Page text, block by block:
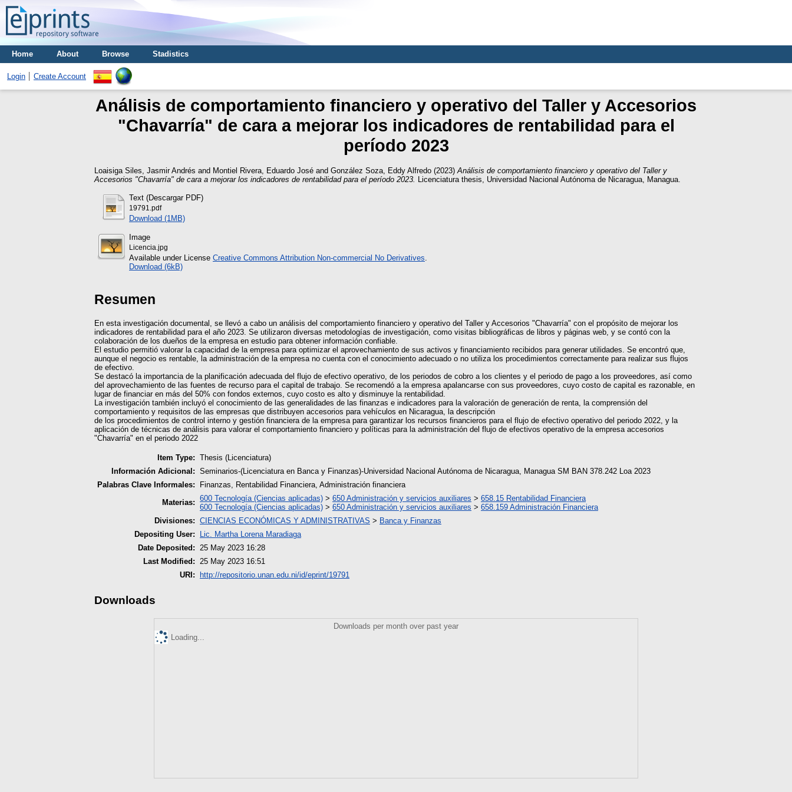
Home About Browse Stadistics
Login Create Account
Análisis de comportamiento financiero y operativo del Taller y Accesorios
"Chavarría" de cara a mejorar los indicadores de rentabilidad para el
período 2023
Loaisiga Siles, Jasmir Andrés and Montiel Rivera, Eduardo José and González Soza, Eddy Alfredo (2023) Análisis de comportamiento financiero y operativo del Taller y
Accesorios "Chavarría" de cara a mejorar los indicadores de rentabilidad para el período 2023.
Licenciatura thesis, Universidad Nacional Autónoma de Nicaragua, Managua.
Text (Descargar PDF)
19791.pdf
Download (1MB)
Image
Licencia.jpg
Available under License Creative Commons Attribution Non-commercial No Derivatives
Download (6kB)
Resumen
En esta investigación documental, se llevó a cabo un análisis del comportamiento financiero y operativo del Taller y Accesorios "Chavarría" con el propósito de mejorar los
indicadores de rentabilidad para el año 2023. Se utilizaron diversas metodologías de investigación, como visitas bibliográficas de libros y páginas web, y se contó con la
colaboración de los dueños de la empresa en estudio para obtener información confiable.
El estudio permitió valorar la capacidad de la empresa para optimizar el aprovechamiento de sus activos y financiamiento recibidos para generar utilidades. Se encontró que,
aunque el negocio es rentable, la administración de la empresa no cuenta con el conocimiento adecuado o no utiliza los procedimientos correctamente para realizar sus flujos
de efectivo.
Se destacó la importancia de la planificación adecuada del flujo de efectivo operativo, de los periodos de cobro a los clientes y el periodo de pago a los proveedores, así como
del aprovechamiento de las fuentes de recurso para el capital de trabajo. Se recomendó a la empresa apalancarse con sus proveedores, cuyo costo de capital es razonable, en
lugar de financiar en más del 50% con fondos externos, cuyo costo es alto y disminuye la rentabilidad.
La investigación también incluyó el conocimiento de las generalidades de las finanzas e indicadores para la valoración de generación de renta, la comprensión del
comportamiento y requisitos de las empresas que distribuyen accesorios para vehículos en Nicaragua, la descripción
de los procedimientos de control interno y gestión financiera de la empresa para garantizar los recursos financieros para el flujo de efectivo operativo del periodo 2022, y la
aplicación de técnicas de análisis para valorar el comportamiento financiero y políticas para la administración del flujo de efectivos operativo de la empresa accesorios
"Chavarría" en el periodo 2022
Item Type: Thesis (Licenciatura)
Información Adicional: Seminarios-(Licenciatura en Banca y Finanzas)-Universidad Nacional Autónoma de Nicaragua, Managua SM BAN 378.242 Loa 2023
Palabras Clave Informales:
Finanzas, Rentabilidad Financiera, Administración financiera
Materias: 600 Tecnología (Ciencias aplicadas) > 650 Administración y servicios auxiliares > 658.15 Rentabilidad Financiera
600 Tecnología (Ciencias aplicadas) > 650 Administración y servicios auxiliares > 658.159 Administración Financiera
Divisiones: CIENCIAS ECONÓMICAS Y ADMINISTRATIVAS > Banca y Finanzas
Depositing User:
Lic. Martha Lorena Maradiaga
Date Deposited:
25 May 2023 16:28
Last Modified:
25 May 2023 16:51
URI:
http://repositorio.unan.edu.ni/id/eprint/19791
Downloads
Downloads per month over past year
Loading...